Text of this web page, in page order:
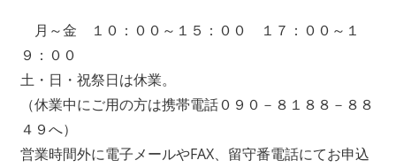
月～金 １０：００～１５：００ １７：００～１
９：００
土・日・祝祭日は休業。
（休業中にご用の方は携帯電話０９０－８１８８－８８
４９へ）
営業時間外に電子メールやFAX、留守番電話にてお申込